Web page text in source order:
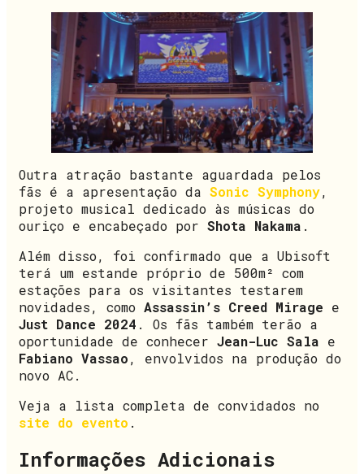
Outra atração bastante aguardada pelos
fãs é a apresentação da Sonic Symphony,
projeto musical dedicado às músicas do
ouriço e encabeçado por Shota Nakama .
Além disso, foi confirmado que a Ubisoft
terá um estande próprio de 500m² com
estações para os visitantes testarem
novidades, como Assassin’s Creed Mirage e
Just Dance 2024 . Os fãs também terão a
oportunidade de conhecer Jean-Luc Sala e
Fabiano Vassao, envolvidos na produção do
novo AC.
Veja a lista completa de convidados no
site do evento .
Informações Adicionais